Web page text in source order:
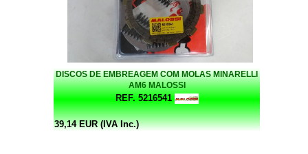
DISCOS DE EMBREAGEM COM MOLAS MINARELLI
AM6 MALOSSI
REF. 5216541
39,14 EUR (IVA Inc.)